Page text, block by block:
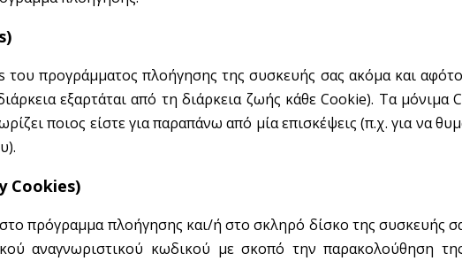
προγράμματος πλοήγησης της συσκευής σας ακόμα και
εξαρτάται από τη διάρκεια ζωής κάθε Cookie). Τα μόνιμα
ποιος είστε για παραπάνω από μία επισκέψεις (π.χ. για να
Cookies)
στο πρόγραμμα πλοήγησης και/ή στο σκληρό δίσκο της συσκευής
αναγνωριστικού κωδικού με σκοπό την παρακολούθηση